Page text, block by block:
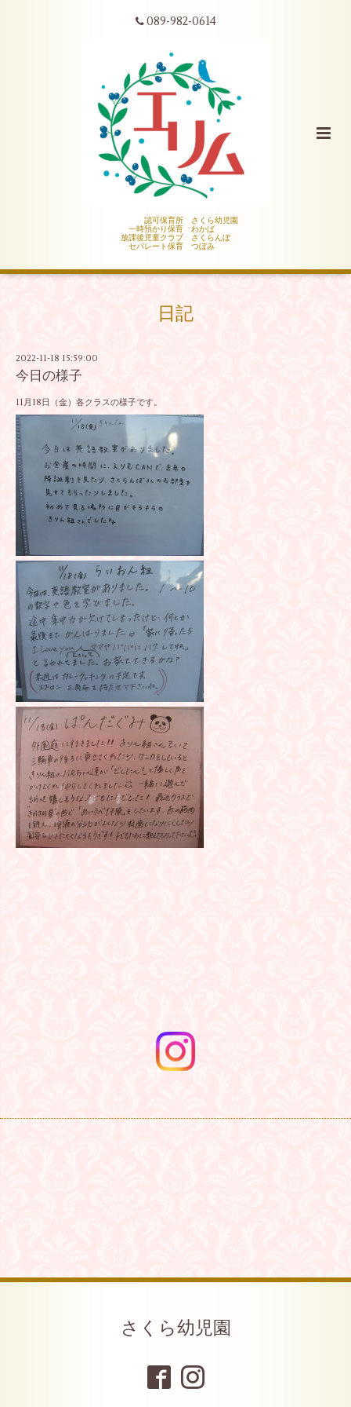
089-982-0614
認可保育所 さくら幼児園
一時預かり保育 わかば
放課後児童クラブ さくらんぼ
セパレート保育 つぼみ
日記
2022-11-18 15:59:00
今日の様子
11月18日（金）各クラスの様子です。
さくら幼児園